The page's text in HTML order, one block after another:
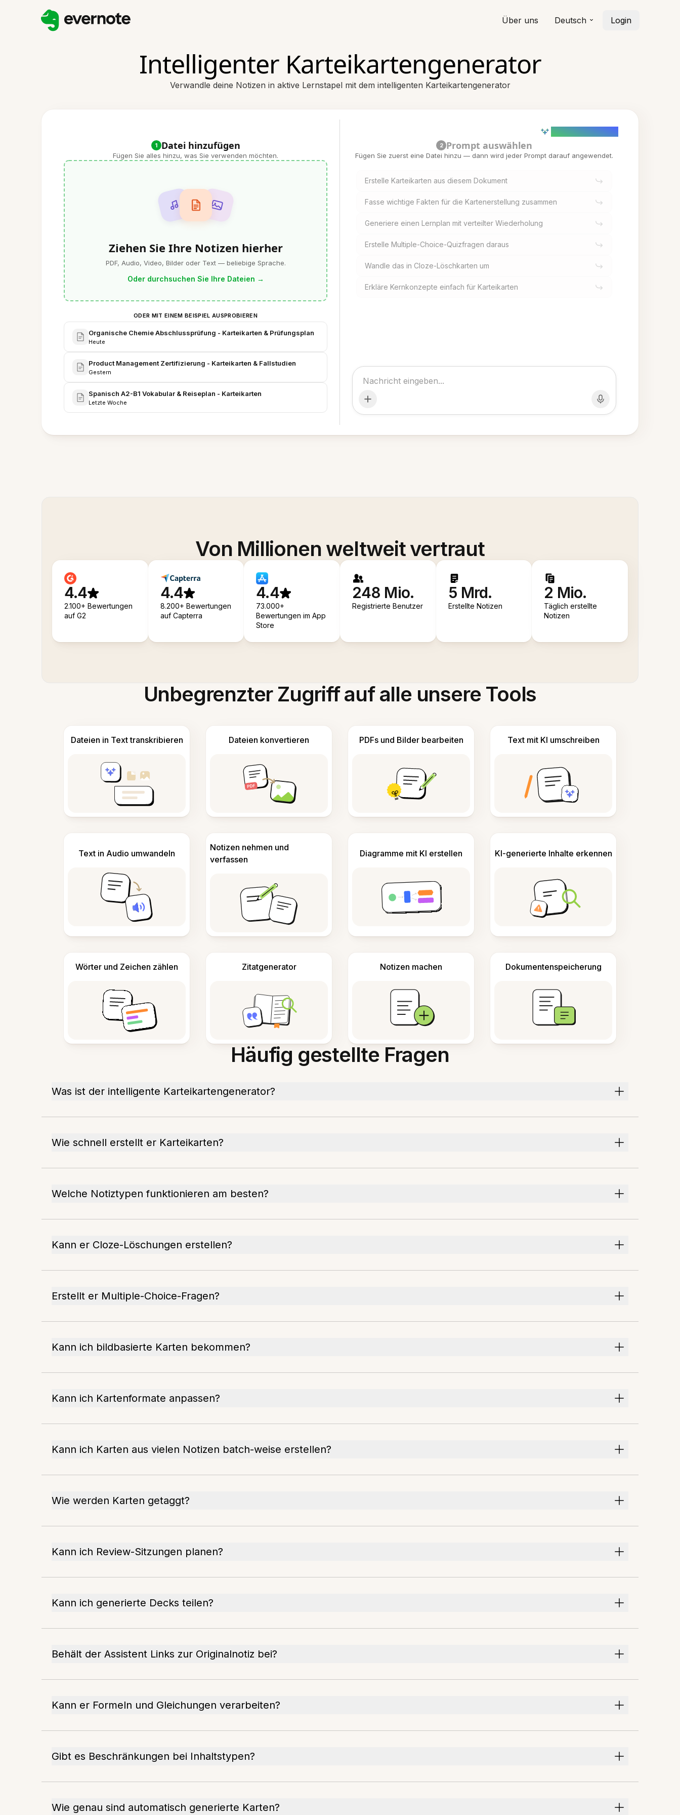
Über uns Deutsch Login
Intelligenter Karteikartengenerator
Verwandle deine Notizen in aktive Lernstapel mit dem intelligenten Karteikartengenerator
1 Datei hinzufügen
Fügen Sie alles hinzu, was Sie verwenden möchten.
Ziehen Sie Ihre Notizen hierher
PDF, Audio, Video, Bilder oder Text — beliebige Sprache.
Oder durchsuchen Sie Ihre Dateien →
ODER MIT EINEM BEISPIEL AUSPROBIEREN
Organische Chemie Abschlussprüfung - Karteikarten & Prüfungsplan
Heute
Product Management Zertifizierung - Karteikarten & Fallstudien
Gestern
Spanisch A2-B1 Vokabular & Reiseplan - Karteikarten
Letzte Woche
2 Prompt auswählen
Fügen Sie zuerst eine Datei hinzu — dann wird jeder Prompt darauf angewendet.
Erstelle Karteikarten aus diesem Dokument
Fasse wichtige Fakten für die Kartenerstellung zusammen
Generiere einen Lernplan mit verteilter Wiederholung
Erstelle Multiple-Choice-Quizfragen daraus
Wandle das in Cloze-Löschkarten um
Erkläre Kernkonzepte einfach für Karteikarten
Von Millionen weltweit vertraut
4.4
2.100+ Bewertungen
auf G2
4.4
8.200+ Bewertungen
auf Capterra
4.4
73.000+
Bewertungen im App
Store
248 Mio.
Registrierte Benutzer
5 Mrd.
Erstellte Notizen
2 Mio.
Täglich erstellte
Notizen
Unbegrenzter Zugriff auf alle unsere Tools
Dateien in Text transkribieren Dateien konvertieren PDFs und Bilder bearbeiten Text mit KI umschreiben
Text in Audio umwandeln
Notizen nehmen und
verfassen
Diagramme mit KI erstellen KI-generierte Inhalte erkennen
Wörter und Zeichen zählen Zitatgenerator Notizen machen Dokumentenspeicherung
Häufig gestellte Fragen
Was ist der intelligente Karteikartengenerator?
Wie schnell erstellt er Karteikarten?
Welche Notiztypen funktionieren am besten?
Kann er Cloze-Löschungen erstellen?
Erstellt er Multiple-Choice-Fragen?
Kann ich bildbasierte Karten bekommen?
Kann ich Kartenformate anpassen?
Kann ich Karten aus vielen Notizen batch-weise erstellen?
Wie werden Karten getaggt?
Kann ich Review-Sitzungen planen?
Kann ich generierte Decks teilen?
Behält der Assistent Links zur Originalnotiz bei?
Kann er Formeln und Gleichungen verarbeiten?
Gibt es Beschränkungen bei Inhaltstypen?
Wie genau sind automatisch generierte Karten?